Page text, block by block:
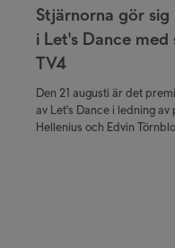
Stjärnorna gör
i Let's Dance
TV4
Den 21 augusti är det
av Let's Dance i ledning
Hellenius och Edvin